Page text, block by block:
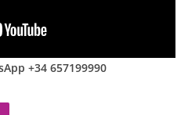
+34 657199990